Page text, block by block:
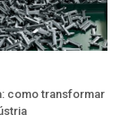
como transformar